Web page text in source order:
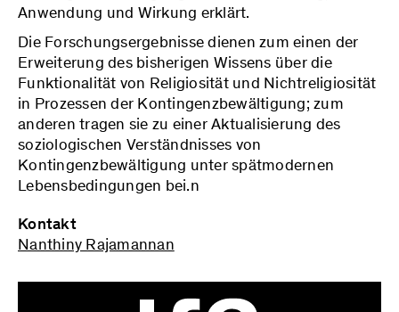
Anwendung und Wirkung erklärt.
Die Forschungsergebnisse dienen zum einen der
Erweiterung des bisherigen Wissens über die
Funktionalität von Religiosität und Nichtreligiosität
in Prozessen der Kontingenzbewältigung; zum
anderen tragen sie zu einer Aktualisierung des
soziologischen Verständnisses von
Kontingenzbewältigung unter spätmodernen
Lebensbedingungen bei.n
Kontakt
Nanthiny Rajamannan